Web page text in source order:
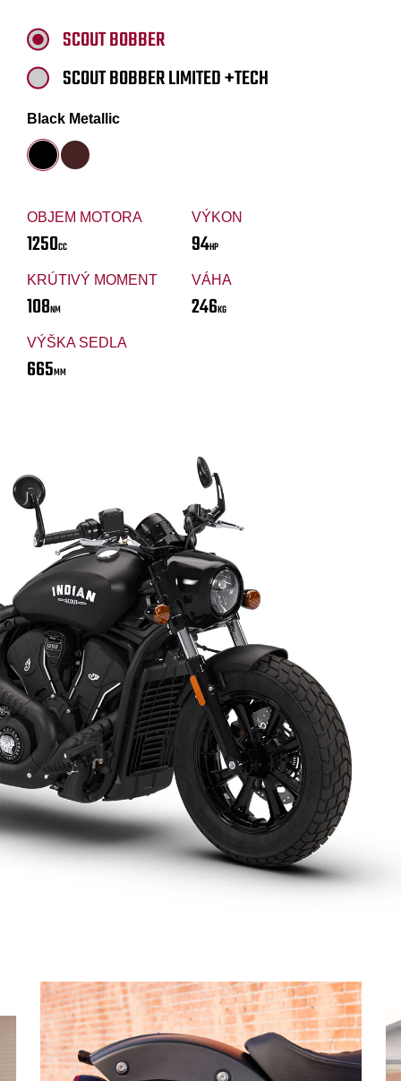
OBJEM MOTORA
1250CC
VÝKON
94HP
KRÚTIVÝ MOMENT
108NM
VÁHA
246KG
VÝŠKA SEDLA
665MM
SCOUT BOBBER
SCOUT BOBBER LIMITED +TECH
Black Metallic